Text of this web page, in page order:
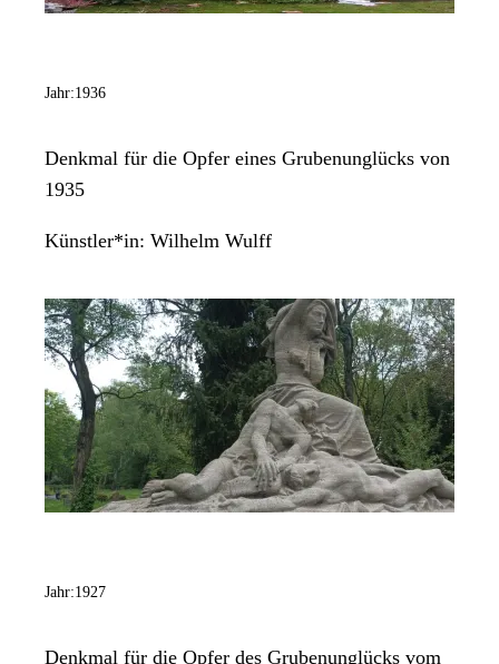
Jahr:1936
Denkmal für die Opfer eines Grubenunglücks von
1935
Künstler*in: Wilhelm Wulff
Jahr:1927
Denkmal für die Opfer des Grubenunglücks vom